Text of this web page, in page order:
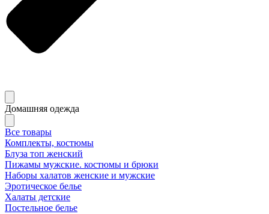
Домашняя одежда
Все товары
Комплекты, костюмы
Блуза топ женский
Пижамы мужские. костюмы и брюки
Наборы халатов женские и мужские
Эротическое белье
Халаты детские
Постельное белье